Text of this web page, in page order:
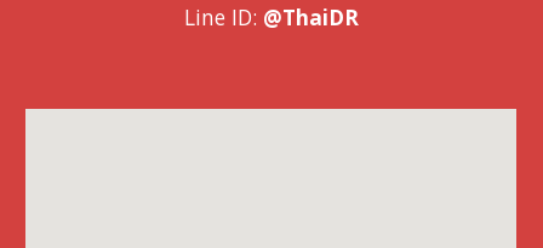
Line ID: @ThaiDR